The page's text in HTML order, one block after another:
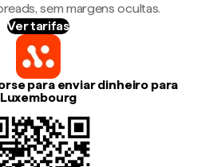
sem margens ocultas.
Ver tarifas
para enviar dinheiro para
Luxembourg